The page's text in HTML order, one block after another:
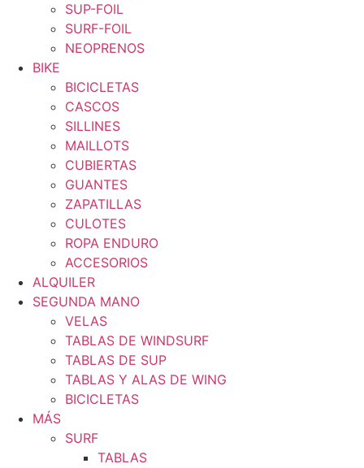
SUP-FOIL
SURF-FOIL
NEOPRENOS
BIKE
BICICLETAS
CASCOS
SILLINES
MAILLOTS
CUBIERTAS
GUANTES
ZAPATILLAS
CULOTES
ROPA ENDURO
ACCESORIOS
ALQUILER
SEGUNDA MANO
VELAS
TABLAS DE WINDSURF
TABLAS DE SUP
TABLAS Y ALAS DE WING
BICICLETAS
MÁS
SURF
TABLAS